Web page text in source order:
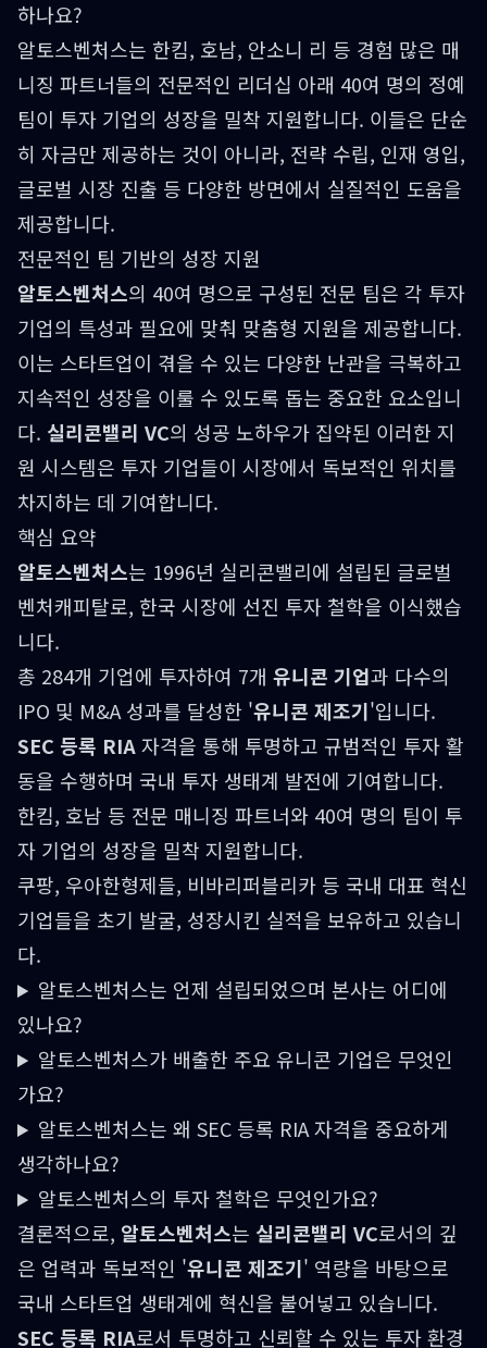
하나요?
알토스벤처스는 한킴, 호남, 안소니 리 등 경험 많은 매
니징 파트너들의 전문적인 리더십 아래 40여 명의 정예
팀이 투자 기업의 성장을 밀착 지원합니다. 이들은 단순
히 자금만 제공하는 것이 아니라, 전략 수립, 인재 영입,
글로벌 시장 진출 등 다양한 방면에서 실질적인 도움을
제공합니다.
전문적인 팀 기반의 성장 지원
알토스벤처스의 40여 명으로 구성된 전문 팀은 각 투자
기업의 특성과 필요에 맞춰 맞춤형 지원을 제공합니다.
이는 스타트업이 겪을 수 있는 다양한 난관을 극복하고
지속적인 성장을 이룰 수 있도록 돕는 중요한 요소입니
다. 실리콘밸리 VC의 성공 노하우가 집약된 이러한 지
원 시스템은 투자 기업들이 시장에서 독보적인 위치를
차지하는 데 기여합니다.
핵심 요약
알토스벤처스는 1996년 실리콘밸리에 설립된 글로벌
벤처캐피탈로, 한국 시장에 선진 투자 철학을 이식했습
니다.
총 284개 기업에 투자하여 7개 유니콘 기업과 다수의
IPO 및 M&A 성과를 달성한 '유니콘 제조기'입니다.
SEC 등록 RIA자격을 통해 투명하고 규범적인 투자 활
동을 수행하며 국내 투자 생태계 발전에 기여합니다.
한킴, 호남 등 전문 매니징 파트너와 40여 명의 팀이 투
자 기업의 성장을 밀착 지원합니다.
쿠팡, 우아한형제들, 비바리퍼블리카 등 국내 대표 혁신
기업들을 초기 발굴, 성장시킨 실적을 보유하고 있습니
다.
알토스벤처스는 언제 설립되었으며 본사는 어디에
있나요?
알토스벤처스가 배출한 주요 유니콘 기업은 무엇인
가요?
알토스벤처스는 왜 SEC 등록 RIA 자격을 중요하게
생각하나요?
알토스벤처스의 투자 철학은 무엇인가요?
결론적으로, 알토스벤처스는 실리콘밸리 VC로서의 깊
은 업력과 독보적인 '유니콘 제조기' 역량을 바탕으로
국내 스타트업 생태계에 혁신을 불어넣고 있습니다.
SEC 등록 RIA로서 투명하고 신뢰할 수 있는 투자 환경